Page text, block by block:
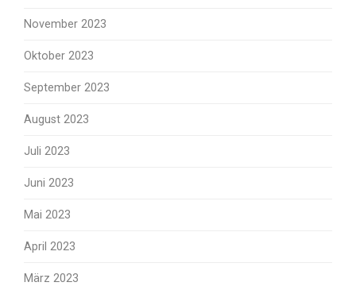
November 2023
Oktober 2023
September 2023
August 2023
Juli 2023
Juni 2023
Mai 2023
April 2023
März 2023